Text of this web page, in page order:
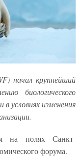
начал крупнейший
биологического
в условиях изменения
на полях Санкт-
форума.